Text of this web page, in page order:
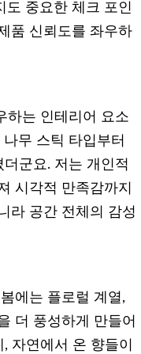
도 중요한 체크 포인
품 신뢰도를 좌우하
하는 인테리어 요소
무 스틱 타입부터
군요. 저는 개인적
시각적 만족감까지
라 공간 전체의 감성
에는 플로럴 계열,
더 풍성하게 만들어
자연에서 온 향들이